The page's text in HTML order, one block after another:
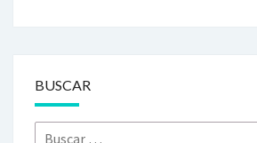
BUSCAR
Buscar